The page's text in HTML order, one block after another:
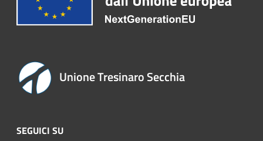
Unione Tresinaro Secchia
SEGUICI SU